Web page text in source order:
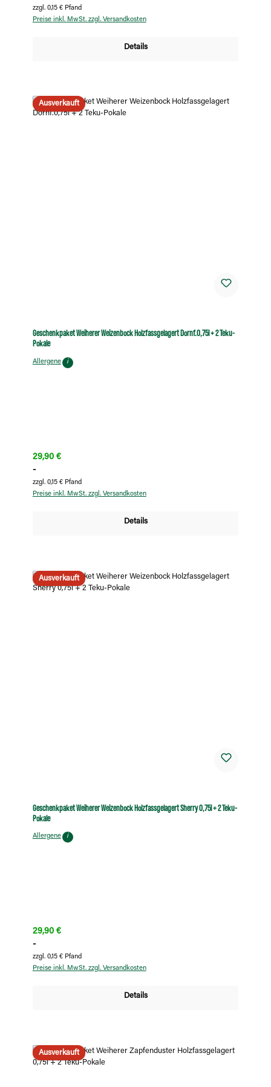
zzgl. 0,15 € Pfand
Preise inkl. MwSt. zzgl. Versandkosten
Details
Ausverkauft
Geschenkpaket Weiherer Weizenbock Holzfassgelagert Dornf.0,75l + 2 Teku-
Pokale
Allergene i
Regulärer Preis:
29,90 €
-
zzgl. 0,15 € Pfand
Preise inkl. MwSt. zzgl. Versandkosten
Details
Ausverkauft
Geschenkpaket Weiherer Weizenbock Holzfassgelagert Sherry 0,75l + 2 Teku-
Pokale
Allergene i
Regulärer Preis:
29,90 €
-
zzgl. 0,15 € Pfand
Preise inkl. MwSt. zzgl. Versandkosten
Details
Ausverkauft